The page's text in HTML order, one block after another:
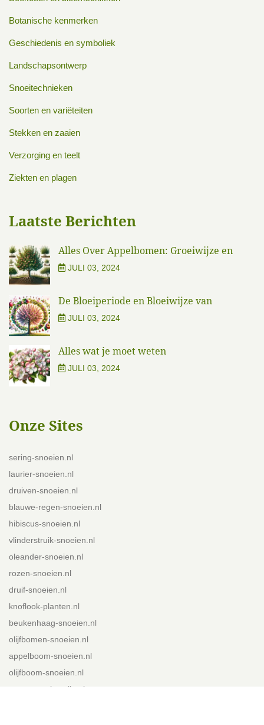
Botanische kenmerken
Geschiedenis en symboliek
Landschapsontwerp
Snoeitechnieken
Soorten en variëteiten
Stekken en zaaien
Verzorging en teelt
Ziekten en plagen
Laatste Berichten
Alles Over Appelbomen: Groeiwijze en
JULI 03, 2024
De Bloeiperiode en Bloeiwijze van
JULI 03, 2024
Alles wat je moet weten
JULI 03, 2024
Onze Sites
sering-snoeien.nl
laurier-snoeien.nl
druiven-snoeien.nl
blauwe-regen-snoeien.nl
hibiscus-snoeien.nl
vlinderstruik-snoeien.nl
oleander-snoeien.nl
rozen-snoeien.nl
druif-snoeien.nl
knoflook-planten.nl
beukenhaag-snoeien.nl
olijfbomen-snoeien.nl
appelboom-snoeien.nl
olijfboom-snoeien.nl
toscaanse-jasmijn.nl